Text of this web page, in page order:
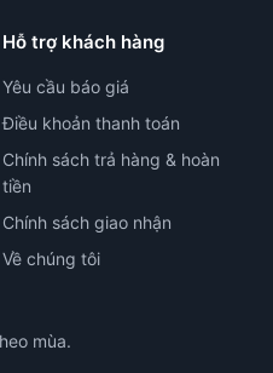
Hỗ trợ khách hàng
Yêu cầu báo giá
Điều khoản thanh toán
Chính sách trả hàng & hoàn
tiền
Chính sách giao nhận
Về chúng tôi
mùa.